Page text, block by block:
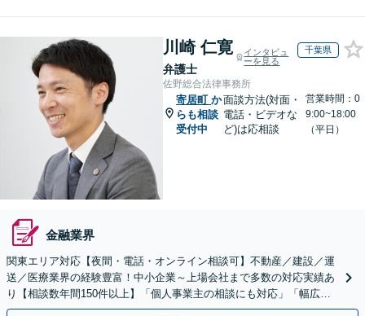
川崎 仁寛
弁護士
インタビュ
ーを見る
千葉県
佐野総合法律事務所
寄居町 か
らも相談
受付中
面談方法(対面・
電話・ビデオな
ど)は応相談
営業時間：0
9:00~18:00
（平日）
金融業界
関東エリア対応【夜間・電話・オンライン相談可】不動産／建設／運
送／医療業界の経験豊富！中小企業～上場会社まで多数の対応実績あ
り【相談数年間150件以上】「個人事業主の相談にも対応」「幅広い
顧問プランをご用意／従業員・ご家族様の無料相談あり」